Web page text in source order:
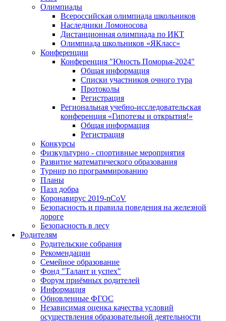
Олимпиады
Всероссийская олимпиада школьников
Наследники Ломоносова
Дистанционная олимпиада по ИКТ
Олимпиада школьников «ЯКласс»
Конференции
Конференция "Юность Поморья-2024"
Общая информация
Списки участников очного тура
Протоколы
Регистрация
Региональная учебно-исследовательская
конференция «Гипотезы и открытия!»
Общая информация
Регистрация
Конкурсы
Физкультурно - спортивные мероприятия
Развитие математического образования
Турнир по программированию
Планы
Пазл добра
Коронавирус 2019-nCoV
Безопасность и правила поведения на железной
дороге
Безопасность в лесу
Родителям
Родительские собрания
Рекомендации
Семейное образование
Фонд "Талант и успех"
Форум приёмных родителей
Информация
Обновленные ФГОС
Независимая оценка качества условий
осуществления образовательной деятельности